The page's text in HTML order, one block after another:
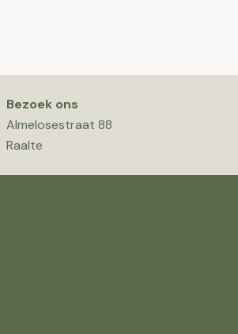
Bezoek ons
Almelosestraat 88
Raalte